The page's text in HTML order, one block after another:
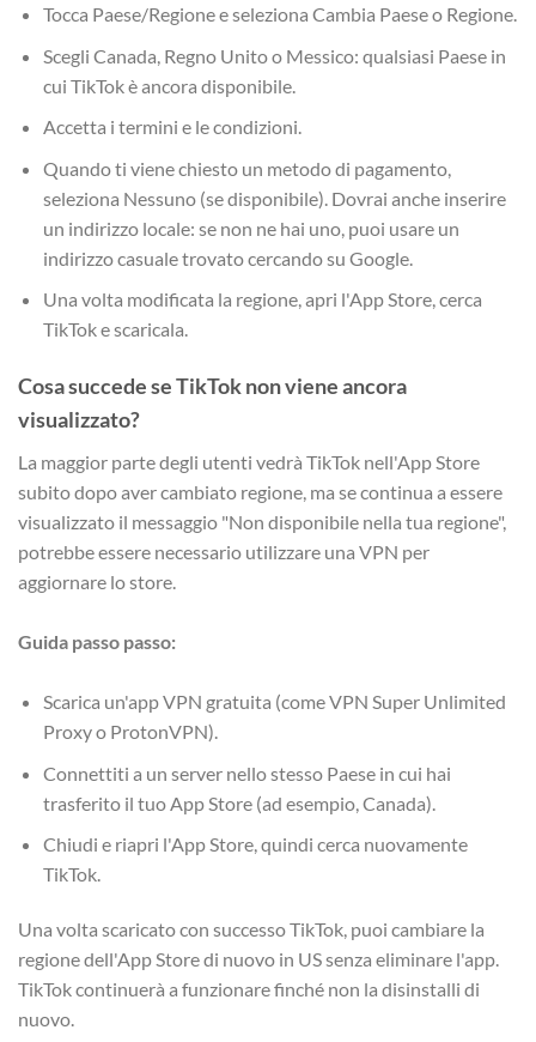
Tocca Paese/Regione e seleziona Cambia Paese o Regione.
Scegli Canada, Regno Unito o Messico: qualsiasi Paese in
cui TikTok è ancora disponibile.
Accetta i termini e le condizioni.
Quando ti viene chiesto un metodo di pagamento,
seleziona Nessuno (se disponibile). Dovrai anche inserire
un indirizzo locale: se non ne hai uno, puoi usare un
indirizzo casuale trovato cercando su Google.
Una volta modificata la regione, apri l'App Store, cerca
TikTok e scaricala.
Cosa succede se TikTok non viene ancora
visualizzato?
La maggior parte degli utenti vedrà TikTok nell'App Store
subito dopo aver cambiato regione, ma se continua a essere
visualizzato il messaggio "Non disponibile nella tua regione",
potrebbe essere necessario utilizzare una VPN per
aggiornare lo store.
Guida passo passo:
Scarica un'app VPN gratuita (come VPN Super Unlimited
Proxy o ProtonVPN).
Connettiti a un server nello stesso Paese in cui hai
trasferito il tuo App Store (ad esempio, Canada).
Chiudi e riapri l'App Store, quindi cerca nuovamente
TikTok.
Una volta scaricato con successo TikTok, puoi cambiare la
regione dell'App Store di nuovo in US senza eliminare l'app.
TikTok continuerà a funzionare finché non la disinstalli di
nuovo.